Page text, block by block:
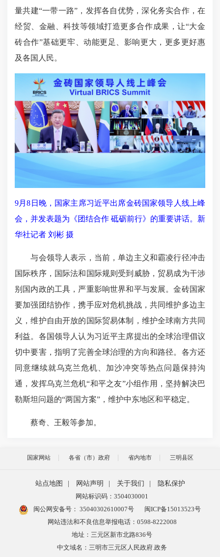
量共建“一带一路”，发挥各自优势，深化务实合作，在
经贸、金融、科技等领域打造更多合作成果，让“大金
砖合作”基础更牢、动能更足、影响更大，更多更好惠
及各国人民。
9月8日晚，国家主席习近平出席金砖国家领导人线上峰
会，并发表题为《团结合作 砥砺前行》的重要讲话。新
华社记者 刘彬 摄
与会领导人表示，当前，单边主义和霸凌行径冲击
国际秩序，国际法和国际规则受到威胁，贸易成为干涉
别国内政的工具，严重影响世界和平与发展。金砖国家
要加强团结协作，携手应对危机挑战，共同维护多边主
义，维护自由开放的国际贸易体制，维护全球南方共同
利益。各国领导人认为习近平主席提出的全球治理倡议
切中要害，指明了完善全球治理的方向和路径。各方还
同意继续就乌克兰危机、加沙冲突等热点问题保持沟
通，发挥乌克兰危机“和平之友”小组作用，坚持解决巴
勒斯坦问题的“两国方案”，维护中东地区和平稳定。
蔡奇、王毅等参加。
国家网站 各省（市）政府 省内地市 三明县区
站点地图 网站声明 关于我们
隐私保护
网站标识码：3504030001
闽公网安备号： 35040302610007号
闽ICP备15013523号
网站违法和不良信息举报电话：0598-8222008
地址：三元区新市北路836号
中文域名：三明市三元区人民政府.政务